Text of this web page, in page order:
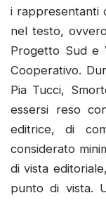
i rappresentanti
nel testo,
Progetto Sud e
Cooperativo.
Pia Tucci,
essersi reso
editrice, di
considerato
di vista
punto di vista.